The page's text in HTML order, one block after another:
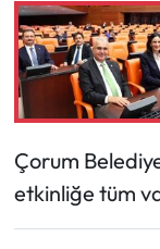
Çorum
etkinliğe tüm
Otomotiv
Resmi İlan
Resmi
Siyaset